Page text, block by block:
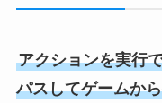
アクションを実行
パスしてゲームか